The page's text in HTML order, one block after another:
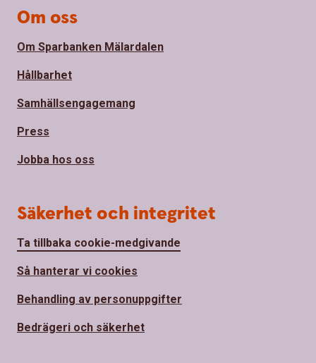
Om oss
Om Sparbanken Mälardalen
Hållbarhet
Samhällsengagemang
Press
Jobba hos oss
Säkerhet och integritet
Ta tillbaka cookie-medgivande
Så hanterar vi cookies
Behandling av personuppgifter
Bedrägeri och säkerhet